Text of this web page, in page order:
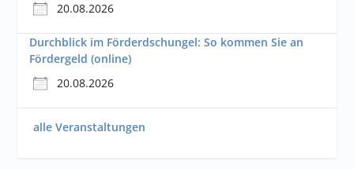
20.08.2026
Durchblick im Förderdschungel: So kommen Sie an
Fördergeld (online)
20.08.2026
alle Veranstaltungen